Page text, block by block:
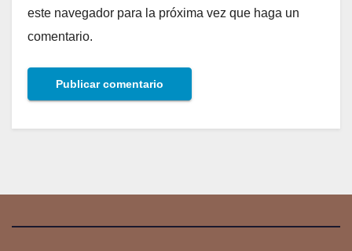
este navegador para la próxima vez que haga un
comentario.